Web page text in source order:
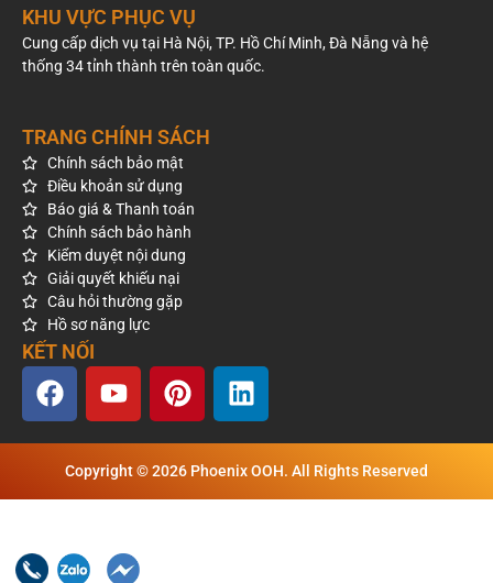
KHU VỰC PHỤC VỤ
Cung cấp dịch vụ tại Hà Nội, TP. Hồ Chí Minh, Đà Nẵng và hệ
thống 34 tỉnh thành trên toàn quốc.
TRANG CHÍNH SÁCH
Chính sách bảo mật
Điều khoản sử dụng
Báo giá & Thanh toán
Chính sách bảo hành
Kiểm duyệt nội dung
Giải quyết khiếu nại
Câu hỏi thường gặp
Hồ sơ năng lực
KẾT NỐI
Copyright © 2026 Phoenix OOH. All Rights Reserved